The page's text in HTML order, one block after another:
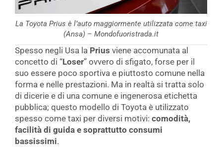
La Toyota Prius è l’auto maggiormente utilizzata come taxi
(Ansa) – Mondofuoristrada.it
Spesso negli Usa la Prius viene accomunata al
concetto di “Loser” ovvero di sfigato, forse per il
suo essere poco sportiva e piuttosto comune nella
forma e nelle prestazioni. Ma in realtà si tratta solo
di dicerie e di una comune e ingenerosa etichetta
pubblica; questo modello di Toyota è utilizzato
spesso come taxi per diversi motivi: comodità,
facilità di guida e soprattutto consumi
bassissimi.